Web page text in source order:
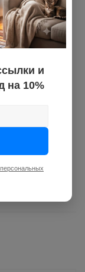
водоснабжения, а
отопления
пол и
с шаровыми
и
на 10%